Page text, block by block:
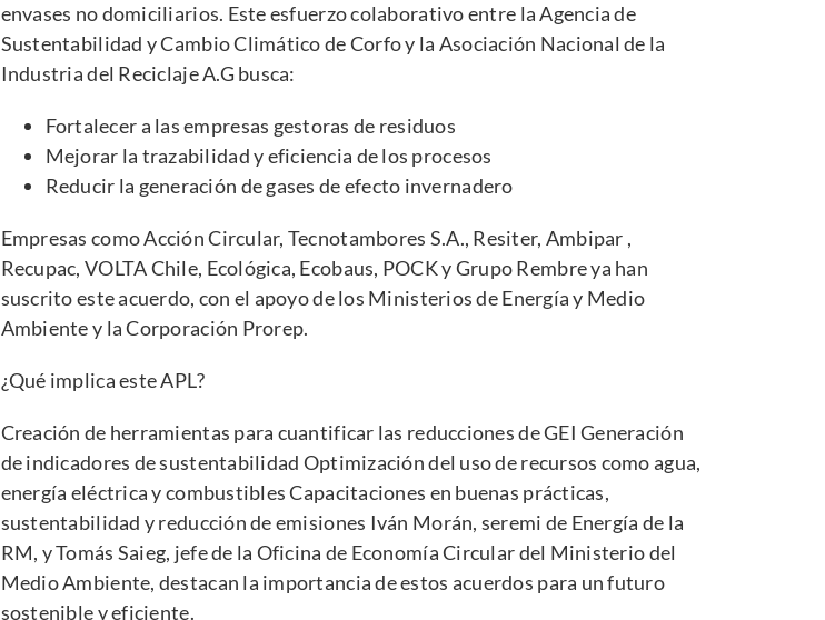
envases no domiciliarios. Este esfuerzo colaborativo entre la Agencia de
Sustentabilidad y Cambio Climático de Corfo y la Asociación Nacional de la
Industria del Reciclaje A.G busca:
Fortalecer a las empresas gestoras de residuos
Mejorar la trazabilidad y eficiencia de los procesos
Reducir la generación de gases de efecto invernadero
Empresas como Acción Circular, Tecnotambores S.A., Resiter, Ambipar ,
Recupac, VOLTA Chile, Ecológica, Ecobaus, POCK y Grupo Rembre ya han
suscrito este acuerdo, con el apoyo de los Ministerios de Energía y Medio
Ambiente y la Corporación Prorep.
¿Qué implica este APL?
Creación de herramientas para cuantificar las reducciones de GEI Generación
de indicadores de sustentabilidad Optimización del uso de recursos como agua,
energía eléctrica y combustibles Capacitaciones en buenas prácticas,
sustentabilidad y reducción de emisiones Iván Morán, seremi de Energía de la
RM, y Tomás Saieg, jefe de la Oficina de Economía Circular del Ministerio del
Medio Ambiente, destacan la importancia de estos acuerdos para un futuro
sostenible y eficiente.